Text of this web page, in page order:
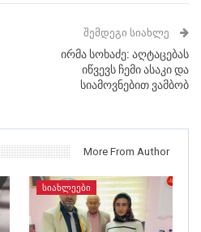
ᲨᲔᲛᲓᲔᲒᲘ ᲡᲘᲐᲮᲚᲔ
ირმა სოხაძე: აღტაცებას
იწვევს ჩემი ასაკი და
სიამოვნებით ვამბობ
More From Author
ᲡᲘᲐᲮᲚᲔᲔᲑᲘ